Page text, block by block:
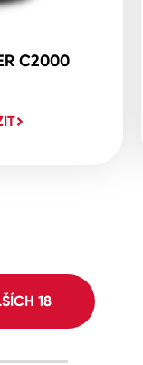
C2000
18